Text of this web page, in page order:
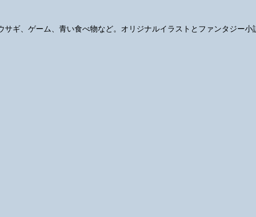
サギ、ゲーム、青い食べ物など。オリジナルイラストとファンタジー小